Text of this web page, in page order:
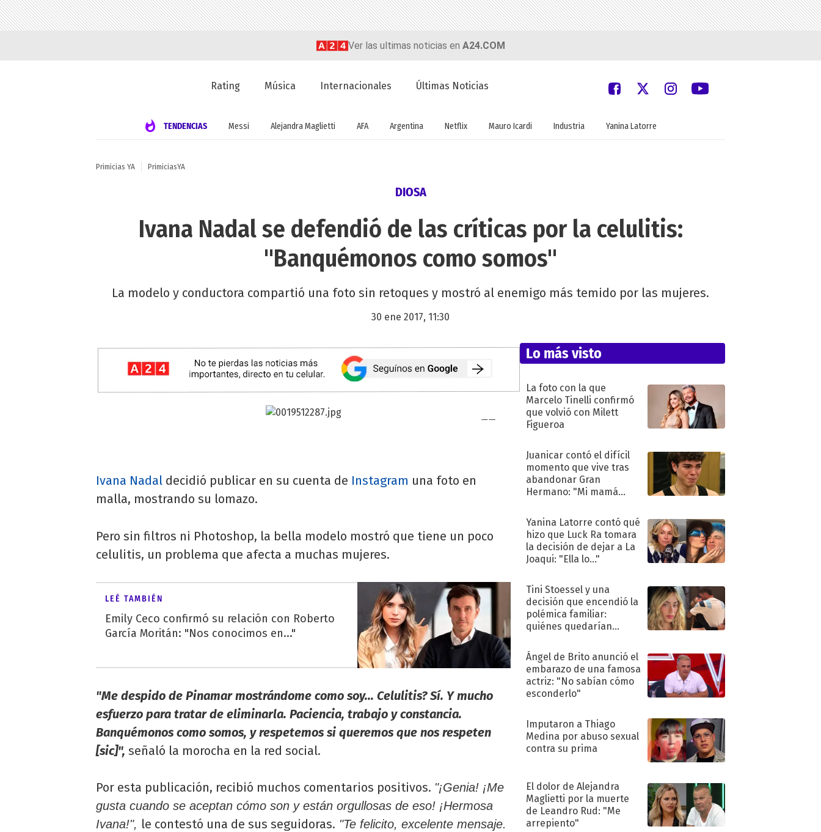
Ver las ultimas noticias en A24.COM
Rating Música Internacionales Últimas Noticias
TENDENCIAS Messi Alejandra Maglietti AFA Argentina Netflix Mauro Icardi Industria Yanina Latorre
Primicias YA PrimiciasYA
DIOSA
Ivana Nadal se defendió de las críticas por la celulitis:
"Banquémonos como somos"
La modelo y conductora compartió una foto sin retoques y mostró al enemigo más temido por las mujeres.
30 ene 2017, 11:30
Ivana Nadal decidió publicar en su cuenta de Instagram una foto en
malla, mostrando su lomazo.
Pero sin filtros ni Photoshop, la bella modelo mostró que tiene un poco
celulitis, un problema que afecta a muchas mujeres.
LEÉ TAMBIÉN
Emily Ceco confirmó su relación con Roberto
García Moritán: "Nos conocimos en..."
"Me despido de Pinamar mostrándome como soy... Celulitis? Sí. Y mucho
esfuerzo para tratar de eliminarla. Paciencia, trabajo y constancia.
Banquémonos como somos, y respetemos si queremos que nos respeten
[sic]", señaló la morocha en la red social.
Por esta publicación, recibió muchos comentarios positivos. "¡Genia! ¡Me
gusta cuando se aceptan cómo son y están orgullosas de eso! ¡Hermosa
Ivana!", le contestó una de sus seguidoras. "Te felicito, excelente mensaje.
Lo más visto
La foto con la que
Marcelo Tinelli confirmó
que volvió con Milett
Figueroa
Juanicar contó el difícil
momento que vive tras
abandonar Gran
Hermano: "Mi mamá
Yanina Latorre contó qué
hizo que Luck Ra tomara
la decisión de dejar a La
Joaqui: "Ella lo..."
Tini Stoessel y una
decisión que encendió la
polémica familiar:
quiénes quedarían
Ángel de Brito anunció el
embarazo de una famosa
actriz: "No sabían cómo
esconderlo"
Imputaron a Thiago
Medina por abuso sexual
contra su prima
El dolor de Alejandra
Maglietti por la muerte
de Leandro Rud: "Me
arrepiento"